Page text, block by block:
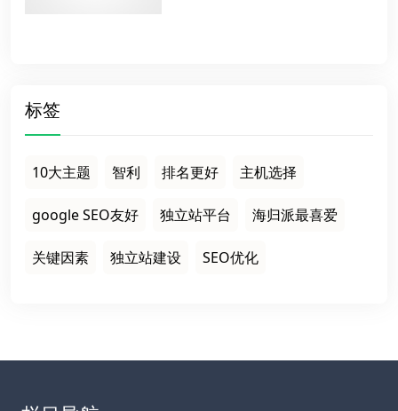
标签
10大主题 智利 排名更好 主机选择
google SEO友好 独立站平台 海归派最喜爱
关键因素 独立站建设 SEO优化